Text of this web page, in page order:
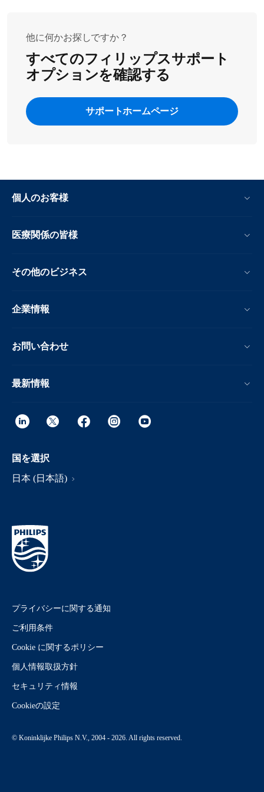
他に何かお探しですか？
すべてのフィリップスサポート
オプションを確認する
サポートホームページ
個人のお客様
医療関係の皆様
その他のビジネス
企業情報
お問い合わせ
最新情報
国を選択
日本 (日本語)
プライバシーに関する通知
ご利用条件
Cookie に関するポリシー
個人情報取扱方針
セキュリティ情報
Cookieの設定
© Koninklijke Philips N.V., 2004 - 2026. All rights reserved.